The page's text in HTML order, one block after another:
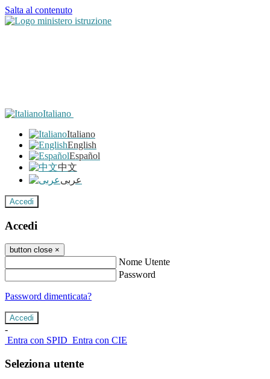
Salta al contenuto
Italiano
Italiano
English
Español
中文
عربى
Accedi
Accedi
button close ×
Nome Utente
Password
Password dimenticata?
-
Entra con SPID Entra con CIE
Seleziona utente